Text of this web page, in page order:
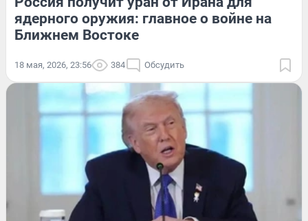
ядерного оружия: главное о войне на
Ближнем Востоке
18 мая, 2026, 23:56 384 Обсудить